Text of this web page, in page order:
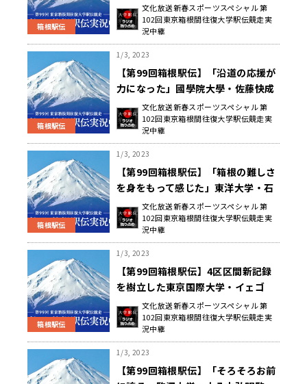
箱根駅伝
手、大八木監督退任発表を受けて
文化放送新春スポーツスペシャル 第
102回東京箱根間往復大学駅伝競走実
況中継
箱根駅伝
1/3, 2023
【第99回箱根駅伝】「沿道の応援が
力になった」國學院大學・佐藤快成
選手、レース後コメント
文化放送新春スポーツスペシャル 第
102回東京箱根間往復大学駅伝競走実
況中継
箱根駅伝
1/3, 2023
【第99回箱根駅伝】「箱根の難しさ
を身をもって感じた」東洋大学・石
田洸介選手、前田義弘選手レース後
コメント
文化放送新春スポーツスペシャル 第
102回東京箱根間往復大学駅伝競走実
況中継
箱根駅伝
1/3, 2023
【第99回箱根駅伝】4区区間新記録
を樹立した東京国際大学・イェゴ
ン・ヴィンセント選手 レース後コ
メント
文化放送新春スポーツスペシャル 第
102回東京箱根間往復大学駅伝競走実
況中継
1/3, 2023
【第99回箱根駅伝】「そろそろお前